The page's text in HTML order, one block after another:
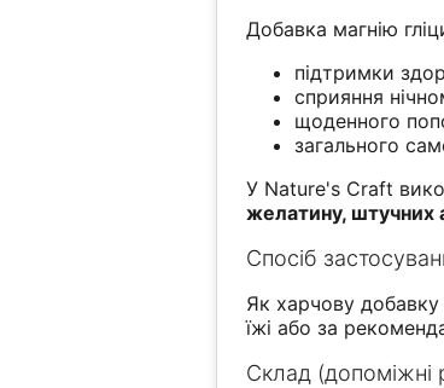
Добавка магнію
підтримки
сприяння
щоденного
загального
У Nature's Craft
желатину, штучних
Спосіб
Як харчову
їжі або за
Склад (допоміжні